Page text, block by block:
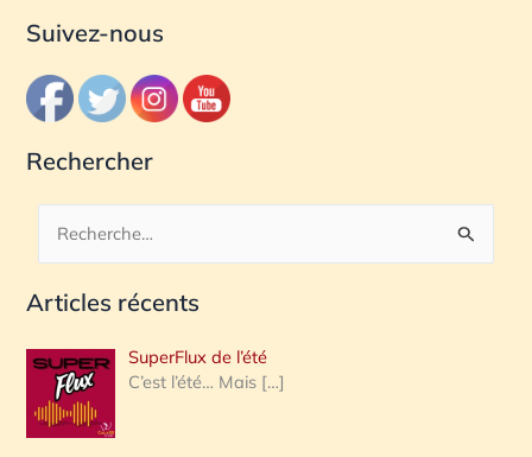
Suivez-nous
Rechercher
c
e
r
c
Articles récents
SuperFlux de l’été
C’est l’été… Mais […]